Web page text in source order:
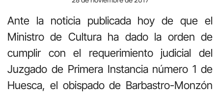
Ante la noticia publicada hoy de que el
Ministro de Cultura ha dado la orden de
cumplir con el requerimiento judicial del
Juzgado de Primera Instancia número 1 de
Huesca, el obispado de Barbastro-Monzón